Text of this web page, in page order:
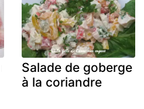
Salade de goberge
à la coriandre